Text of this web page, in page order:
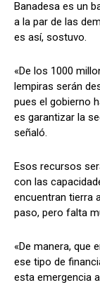
Banadesa es un
a la par de las
es así, sostuvo.
«De los 1000
lempiras serán
pues el gobierno
es garantizar la
señaló.
Esos recursos
con las
encuentran tierra
paso, pero falta
«De manera, que
ese tipo de
esta emergencia